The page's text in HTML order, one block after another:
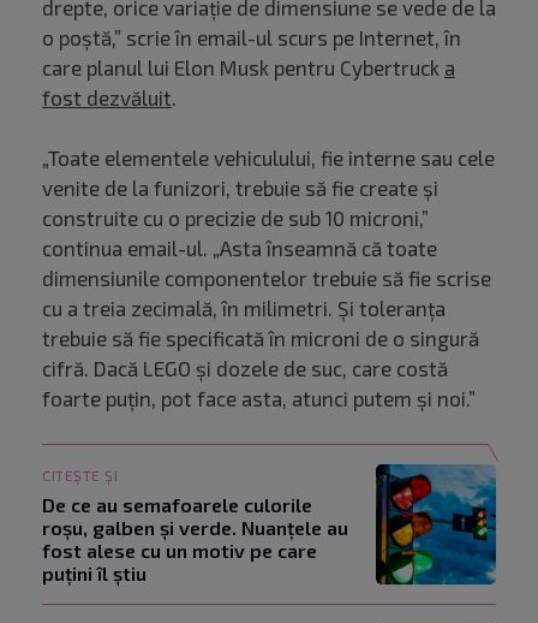
drepte, orice variație de dimensiune se vede de la
o poștă,” scrie în email-ul scurs pe Internet, în
care planul lui Elon Musk pentru Cybertruck a
fost dezvăluit.
„Toate elementele vehiculului, fie interne sau cele
venite de la funizori, trebuie să fie create și
construite cu o precizie de sub 10 microni,”
continua email-ul. „Asta înseamnă că toate
dimensiunile componentelor trebuie să fie scrise
cu a treia zecimală, în milimetri. Și toleranța
trebuie să fie specificată în microni de o singură
cifră. Dacă LEGO și dozele de suc, care costă
foarte puțin, pot face asta, atunci putem și noi.”
CITEȘTE ȘI
De ce au semafoarele culorile
roșu, galben și verde. Nuanțele au
fost alese cu un motiv pe care
puțini îl știu